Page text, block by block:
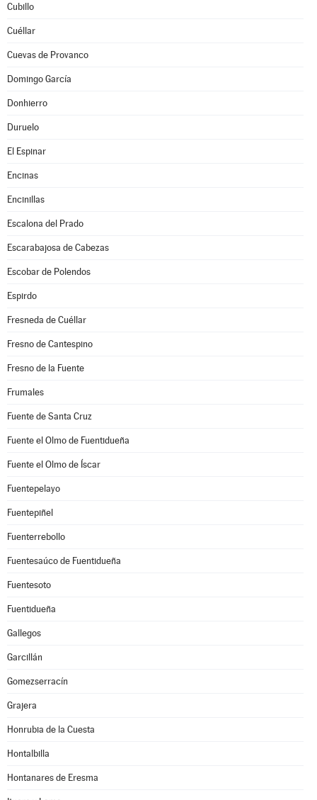
Cubillo
Cuéllar
Cuevas de Provanco
Domingo García
Donhierro
Duruelo
El Espinar
Encinas
Encinillas
Escalona del Prado
Escarabajosa de Cabezas
Escobar de Polendos
Espirdo
Fresneda de Cuéllar
Fresno de Cantespino
Fresno de la Fuente
Frumales
Fuente de Santa Cruz
Fuente el Olmo de Fuentidueña
Fuente el Olmo de Íscar
Fuentepelayo
Fuentepiñel
Fuenterrebollo
Fuentesaúco de Fuentidueña
Fuentesoto
Fuentidueña
Gallegos
Garcillán
Gomezserracín
Grajera
Honrubia de la Cuesta
Hontalbilla
Hontanares de Eresma